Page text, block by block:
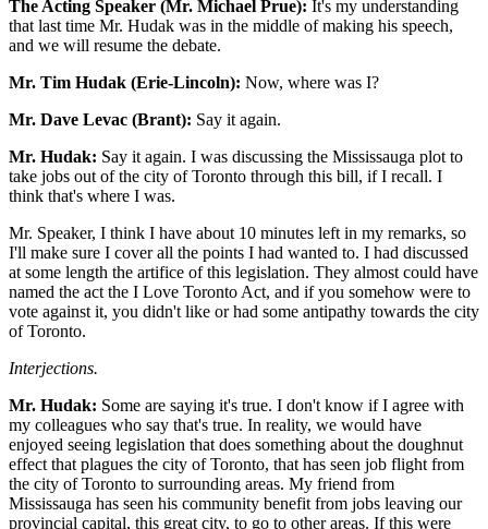
The Acting Speaker (Mr. Michael Prue): It's my understanding
that last time Mr. Hudak was in the middle of making his speech,
and we will resume the debate.
Mr. Tim Hudak (Erie-Lincoln): Now, where was I?
Mr. Dave Levac (Brant): Say it again.
Mr. Hudak: Say it again. I was discussing the Mississauga plot to
take jobs out of the city of Toronto through this bill, if I recall. I
think that's where I was.
Mr. Speaker, I think I have about 10 minutes left in my remarks, so
I'll make sure I cover all the points I had wanted to. I had discussed
at some length the artifice of this legislation. They almost could have
named the act the I Love Toronto Act, and if you somehow were to
vote against it, you didn't like or had some antipathy towards the city
of Toronto.
Interjections.
Mr. Hudak: Some are saying it's true. I don't know if I agree with
my colleagues who say that's true. In reality, we would have
enjoyed seeing legislation that does something about the doughnut
effect that plagues the city of Toronto, that has seen job flight from
the city of Toronto to surrounding areas. My friend from
Mississauga has seen his community benefit from jobs leaving our
provincial capital, this great city, to go to other areas. If this were